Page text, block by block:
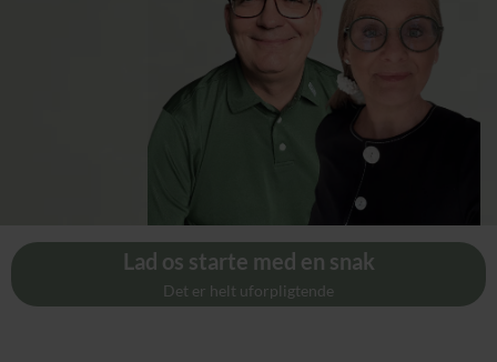
Lad os starte med en snak
Det er helt uforpligtende